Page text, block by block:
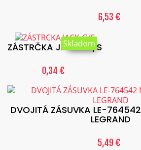
6,53 €
ZÁSTRČKA JACK-G/S
0,34 €
Skladom
DVOJITÁ ZÁSUVKA LE-
LEGRAND
5,49 €